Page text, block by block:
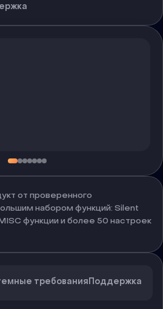
от проверенного
набором функций: Silent
функции и более 50 настроек
требованияПоддержка